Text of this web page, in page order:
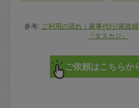
参考: ご利用の流れ｜家事代行/家政
『タスカジ』